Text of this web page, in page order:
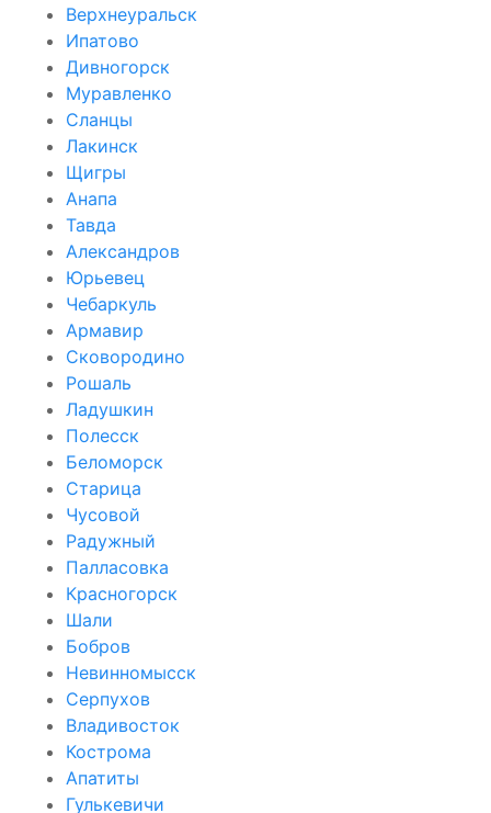
Верхнеуральск
Ипатово
Дивногорск
Муравленко
Сланцы
Лакинск
Щигры
Анапа
Тавда
Александров
Юрьевец
Чебаркуль
Армавир
Сковородино
Рошаль
Ладушкин
Полесск
Беломорск
Старица
Чусовой
Радужный
Палласовка
Красногорск
Шали
Бобров
Невинномысск
Серпухов
Владивосток
Кострома
Апатиты
Гулькевичи